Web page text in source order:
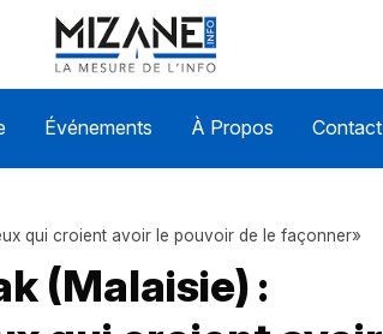
Événements À Propos Contact
qui croient avoir le pouvoir de le façonner»
(Malaisie) :